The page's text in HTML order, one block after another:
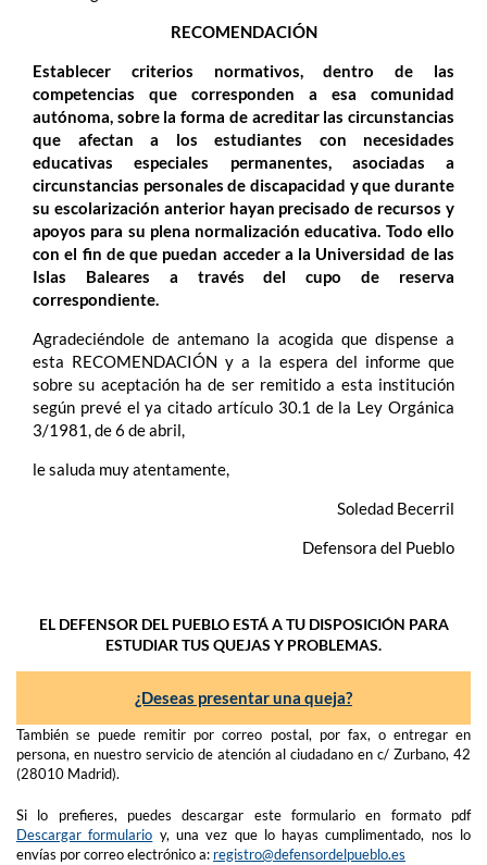
RECOMENDACIÓN
Establecer criterios normativos, dentro de las
competencias que corresponden a esa comunidad
autónoma, sobre la forma de acreditar las circunstancias
que afectan a los estudiantes con necesidades
educativas especiales permanentes, asociadas a
circunstancias personales de discapacidad y que durante
su escolarización anterior hayan precisado de recursos y
apoyos para su plena normalización educativa. Todo ello
con el fin de que puedan acceder a la Universidad de las
Islas Baleares a través del cupo de reserva
correspondiente.
Agradeciéndole de antemano la acogida que dispense a
esta RECOMENDACIÓN y a la espera del informe que
sobre su aceptación ha de ser remitido a esta institución
según prevé el ya citado artículo 30.1 de la Ley Orgánica
3/1981, de 6 de abril,
le saluda muy atentamente,
Soledad Becerril
Defensora del Pueblo
EL DEFENSOR DEL PUEBLO ESTÁ A TU DISPOSICIÓN PARA
ESTUDIAR TUS QUEJAS Y PROBLEMAS.
¿Deseas presentar una queja?
También se puede remitir por correo postal, por fax, o entregar en
persona, en nuestro servicio de atención al ciudadano en c/ Zurbano, 42
(28010 Madrid).
Si lo prefieres, puedes descargar este formulario en formato pdf
Descargar formulario y, una vez que lo hayas cumplimentado, nos lo
envías por correo electrónico a: registro@defensordelpueblo.es